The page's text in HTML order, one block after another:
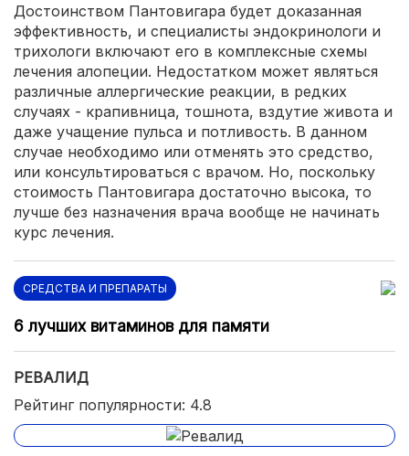
Достоинством Пантовигара будет доказанная
эффективность, и специалисты эндокринологи и
трихологи включают его в комплексные схемы
лечения алопеции. Недостатком может являться
различные аллергические реакции, в редких
случаях - крапивница, тошнота, вздутие живота и
даже учащение пульса и потливость. В данном
случае необходимо или отменять это средство,
или консультироваться с врачом. Но, поскольку
стоимость Пантовигара достаточно высока, то
лучше без назначения врача вообще не начинать
курс лечения.
СРЕДСТВА И ПРЕПАРАТЫ
6 лучших витаминов для памяти
РЕВАЛИД
Рейтинг популярности: 4.8